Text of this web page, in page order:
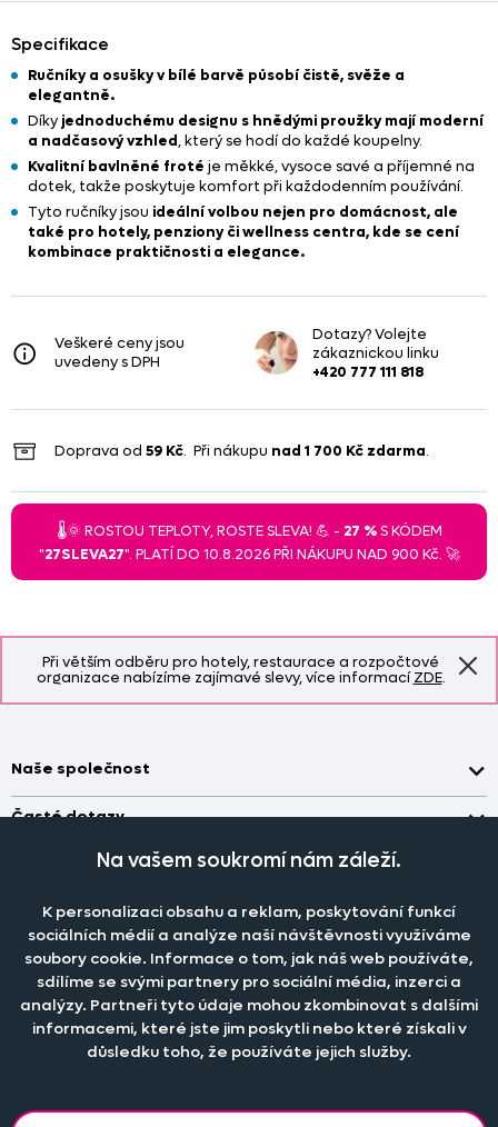
Při větším odběru pro hotely, restaurace a rozpočtové
organizace nabízíme zajímavé slevy, více informacíZDE.
Specifikace
Ručníky a osušky v bílé barvě působí čistě, svěže a
elegantně.
Díky jednoduchému designu s hnědými proužky mají moderní
a nadčasový vzhled, který se hodí do každé koupelny.
Kvalitní bavlněné froté je měkké, vysoce savé a příjemné na
dotek, takže poskytuje komfort při každodenním používání.
Tyto ručníky jsou ideální volbou nejen pro domácnost, ale
také pro hotely, penziony či wellness centra, kde se cení
kombinace praktičnosti a elegance.
Veškeré ceny jsou
uvedeny s DPH
Dotazy? Volejte
zákaznickou linku
+420 777 111 818
Doprava od 59 Kč. Při nákupu nad 1 700 Kč zdarma.
🌡️🌞 ROSTOU TEPLOTY, ROSTE SLEVA! 💪 - 27 %S KÓDEM
"27SLEVA27". PLATÍ DO 10.8.2026 PŘI NÁKUPU NAD 900 Kč. 🚀
Staňte se členem klubu Dante.cz
Objevte slevy pro členy, získejte akční nabídky, novinky, tipy a
Naše společnost
Doprava a platba
Obchodní podmínky
Nastavení cookies
Katalog zdarma
Časté dotazy
Jak změřit okno pro nákup záclon?
Jak prát záclony a závěsy?
Jak prát povlečení a prostěradla?
Informace o materiálech
Šití záclon a závěsů
PRODEJNÍ ODDĚLENÍ - TELEFONICKY
po-pá 7:30 - 16:00
Tel.:777 111 818
e-mail:dotazy@dante.cz
reklamace:reklamace@dante.cz
Na vašem soukromí nám záleží.
K personalizaci obsahu a reklam, poskytování funkcí
sociálních médií a analýze naší návštěvnosti využíváme
soubory cookie. Informace o tom, jak náš web používáte,
sdílíme se svými partnery pro sociální média, inzerci a
analýzy. Partneři tyto údaje mohou zkombinovat s dalšími
informacemi, které jste jim poskytli nebo které získali v
důsledku toho, že používáte jejich služby.